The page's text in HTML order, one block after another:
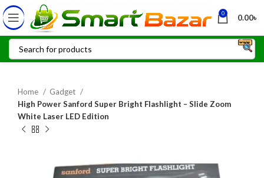
0 0.00৳
Home
Gadget
High Power Sanford Super Bright Flashlight – Slide Zoom
White Laser LED Edition